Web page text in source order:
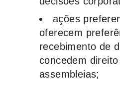
ações
oferecem
recebimento de
concedem
assembleias;